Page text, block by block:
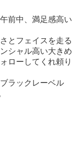
前中、満足感高い
とフェイスを走る
シャル高い大きめ
ローしてくれ頼り
ラックレーベル